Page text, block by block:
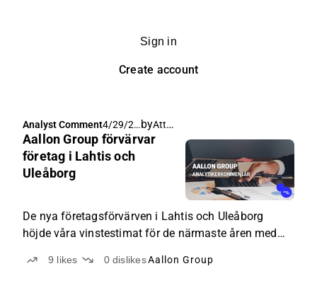
Sign in
Create account
Analyst Comment4/29/20
26, 4:10
AM
by Atte Riikola
Aallon Group förvärvar
företag i Lahtis och
Uleåborg
De nya företagsförvärven i Lahtis och Uleåborg
höjde våra vinstestimat för de närmaste åren med
9 likes 0 dislikesAallon Group